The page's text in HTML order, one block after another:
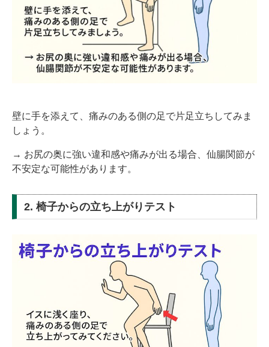
壁に手を添えて、痛みのある側の足で片足立ちしてみま
しょう。
→ お尻の奥に強い違和感や痛みが出る場合、仙腸関節が
不安定な可能性があります。
2. 椅子からの立ち上がりテスト